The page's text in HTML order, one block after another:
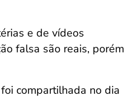
e de vídeos
falsa são reais, porém
compartilhada no dia